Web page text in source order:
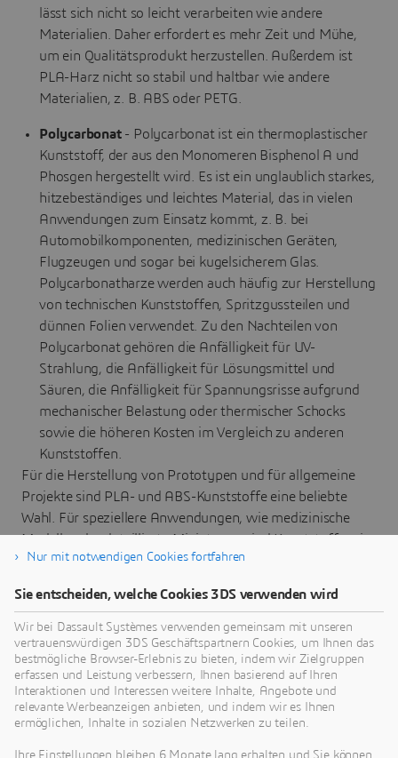
lässt sich nicht so leicht verarbeiten wie andere
Materialien. Daher erfordert es mehr Zeit und Mühe,
um ein Qualitätsprodukt herzustellen. Außerdem ist
PLA-Harz nicht so stabil und haltbar wie andere
Materialien, z. B. ABS oder PETG.
Polycarbonat - Polycarbonat ist ein thermoplastischer
Kunststoff, der aus den Monomeren Bisphenol A und
Phosgen hergestellt wird. Es ist ein unglaublich starkes,
hitzebeständiges und leichtes Material, das in vielen
Anwendungen zum Einsatz kommt, z. B. bei
Automobilkomponenten, medizinischen Geräten,
Flugzeugen und sogar bei kugelsicherem Glas.
Polycarbonatharze werden auch häufig zur Herstellung
von technischen Kunststoffen, Spritzgussteilen und
dünnen Folien verwendet. Zu den Nachteilen von
Polycarbonat gehören die Anfälligkeit für UV-
Strahlung, die Anfälligkeit für Lösungsmittel und
Säuren, die Anfälligkeit für Spannungsrisse aufgrund
mechanischer Belastung oder thermischer Schocks
sowie die höheren Kosten im Vergleich zu anderen
Kunststoffen.
Für die Herstellung von Prototypen und für allgemeine
Projekte sind PLA- und ABS-Kunststoffe eine beliebte
Wahl. Für speziellere Anwendungen, wie medizinische
Modelle oder detaillierte Miniaturen, sind Kunststoffe wie
Nylon oder Polycarbonat besser geeignet. Kunststoffe wie
Projekte mit hoher Festigkeit und Flexibilität verwendet
werden.
3DEXPERIENCE MAKE
Nur mit notwendigen Cookies fortfahren
Sie entscheiden, welche Cookies 3DS verwenden wird
Wir bei Dassault Systèmes verwenden gemeinsam mit unseren
vertrauenswürdigen 3DS Geschäftspartnern Cookies, um Ihnen das
bestmögliche Browser-Erlebnis zu bieten, indem wir Zielgruppen
erfassen und Leistung verbessern, Ihnen basierend auf Ihren
Interaktionen und Interessen weitere Inhalte, Angebote und
relevante Werbeanzeigen anbieten, und indem wir es Ihnen
ermöglichen, Inhalte in sozialen Netzwerken zu teilen.
Ihre Einstellungen bleiben 6 Monate lang erhalten und Sie können